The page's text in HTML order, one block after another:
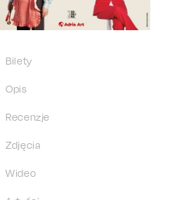
Bilety
Opis
Recenzje
Zdjęcia
Wideo